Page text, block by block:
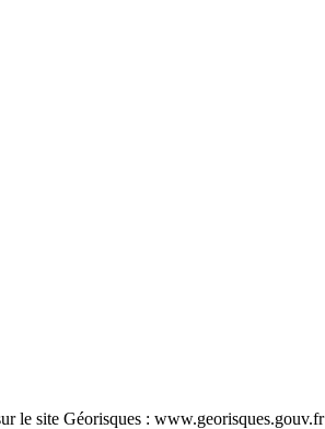
le site Géorisques : www.georisques.gouv.fr